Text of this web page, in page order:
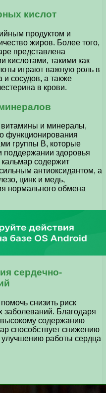
кислот
продуктом и
жиров. Более того,
представлена
такими как
играют важную роль в
сосудов, а также
в крови.
витамины и минералы,
функционирования
группы B, которые
поддержании здоровья
содержит
антиоксидантом, а
цинк и медь,
нормального обмена
сердечно-
снизить риск
заболеваний. Благодаря
содержанию
способствует снижению
улучшению работы сердца